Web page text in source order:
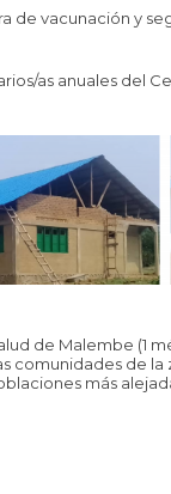
de vacunación y
as anuales del
de Malembe (1
comunidades de la
más